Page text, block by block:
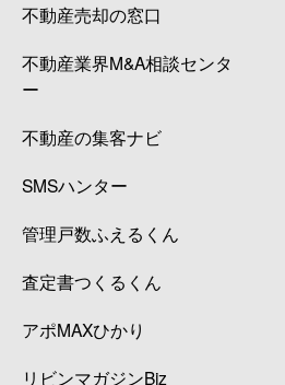
不動産売却の窓口
不動産業界M&A相談センタ
ー
不動産の集客ナビ
SMSハンター
管理戸数ふえるくん
査定書つくるくん
アポMAXひかり
リビンマガジンBiz